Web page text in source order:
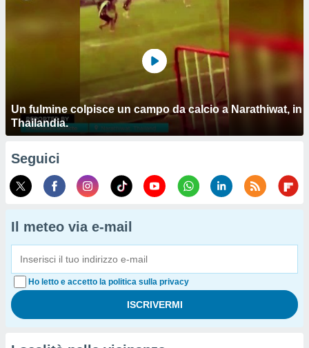
Un fulmine colpisce un campo da calcio a Narathiwat, in
Thailandia.
Seguici
Il meteo via e-mail
Ho letto e accetto la politica sulla privacy